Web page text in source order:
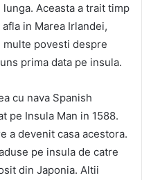
Aceasta a trait timp
in Marea Irlandei,
multe povesti despre
prima data pe insula.
cu nava Spanish
pe Insula Man in 1588.
a devenit casa acestora.
pe insula de catre
din Japonia. Altii